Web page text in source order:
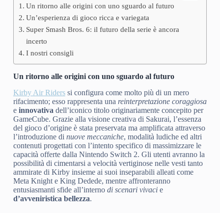
Un ritorno alle origini con uno sguardo al futuro
Un’esperienza di gioco ricca e variegata
Super Smash Bros. 6: il futuro della serie è ancora
incerto
I nostri consigli
Un ritorno alle origini con uno sguardo al futuro
Kirby Air Riderssi configura come molto più di un mero
rifacimento; esso rappresenta una reinterpretazione coraggiosa
e innovativa dell’iconico titolo originariamente concepito per
GameCube. Grazie alla visione creativa di Sakurai, l’essenza
del gioco d’origine è stata preservata ma amplificata attraverso
l’introduzione di nuove meccaniche, modalità ludiche ed altri
contenuti progettati con l’intento specifico di massimizzare le
capacità offerte dalla Nintendo Switch 2. Gli utenti avranno la
possibilità di cimentarsi a velocità vertiginose nelle vesti tanto
ammirate di Kirby insieme ai suoi inseparabili alleati come
Meta Knight e King Dedede, mentre affronteranno
entusiasmanti sfide all’interno di scenari vivacie
d’avveniristica bellezza.